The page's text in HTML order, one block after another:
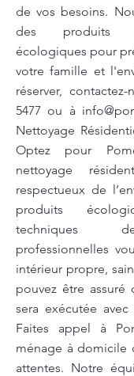
de vos besoins.
des produits
écologiques pour
votre famille et
réserver, contactez-
5477 ou à
Nettoyage
Optez pour
nettoyage
respectueux de
produits
techniques
professionnelles
intérieur propre,
pouvez être assuré
sera exécutée
Faites appel à
ménage à domicile
attentes. Notre